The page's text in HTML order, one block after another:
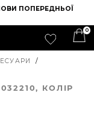
ПОПЕРЕДНЬОЇ
0
/
032210, КОЛIР